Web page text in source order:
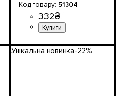
51304
332₴
Унікальна новинка-22%